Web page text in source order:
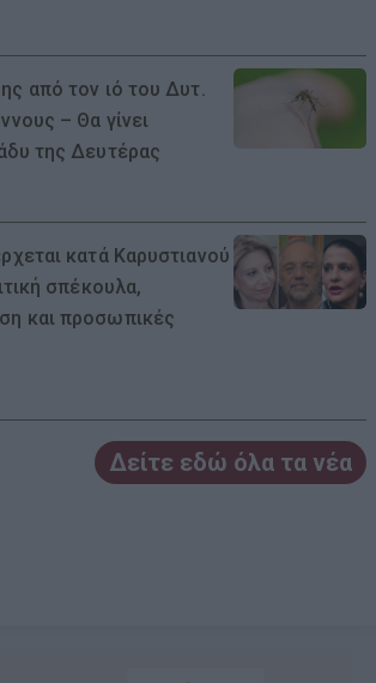
από τον ιό του Δυτ.
– Θα γίνει
της Δευτέρας
κατά Καρυστιανού
σπέκουλα,
και προσωπικές
Δείτε εδώ όλα τα νέα